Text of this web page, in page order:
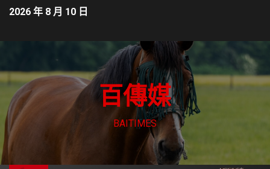
2026 年 8 月 10 日
百傳媒
BAITIMES